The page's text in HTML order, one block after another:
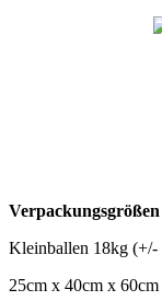
Kleinballen 18kg (+/-
25cm x 40cm x